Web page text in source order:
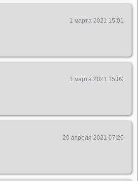
1 марта 2021 15:01
1 марта 2021 15:09
20 апреля 2021 07:26